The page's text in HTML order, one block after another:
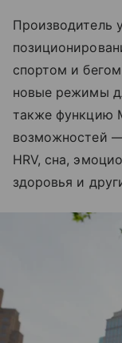
Производитель
спортом и
новые режимы
также функцию
возможностей
HRV, сна,
здоровья и